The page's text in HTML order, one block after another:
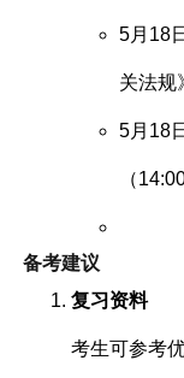
5月18
关法规
5月18
（
备考建议
复习资料
考生可参考